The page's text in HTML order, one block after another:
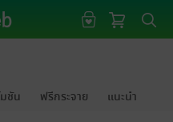
มชัน ฟรีกระจาย แนะนำ